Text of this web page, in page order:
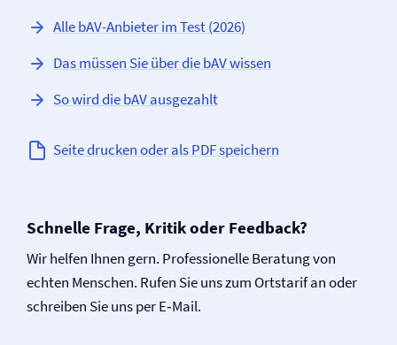
Alle bAV-Anbieter im Test (2026)
Das müssen Sie über die bAV wissen
So wird die bAV ausgezahlt
Seite drucken oder als PDF speichern
Schnelle Frage, Kritik oder Feedback?
Wir helfen Ihnen gern. Professionelle Beratung von
echten Menschen. Rufen Sie uns zum Ortstarif an oder
schreiben Sie uns per E‑Mail.